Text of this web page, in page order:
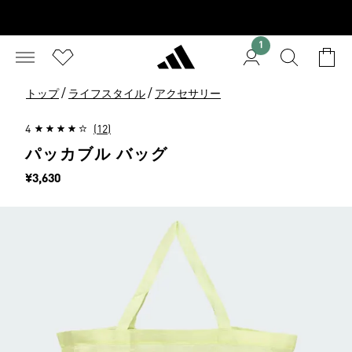
1
トップ / ライフスタイル / アクセサリー
4 (12)
パッカブル バッグ
価格
¥3,630